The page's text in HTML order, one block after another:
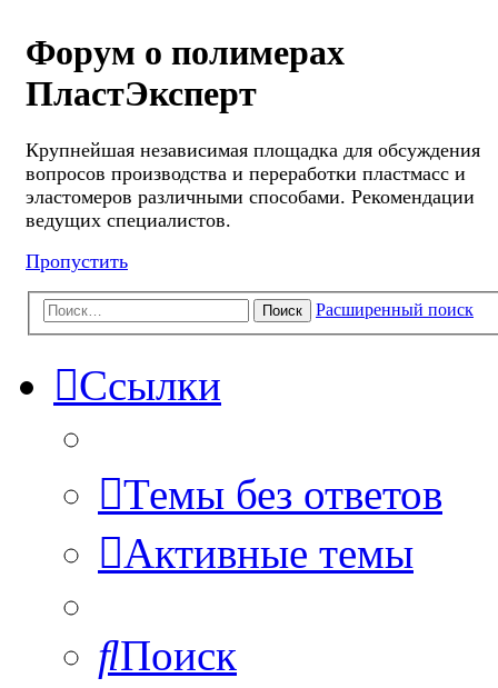
Форум о полимерах
ПластЭксперт
Крупнейшая независимая площадка для обсуждения
вопросов производства и переработки пластмасс и
эластомеров различными способами. Рекомендации
ведущих специалистов.
Пропустить
Поиск Расширенный поиск
Ссылки
Темы без ответов
Активные темы
Поиск